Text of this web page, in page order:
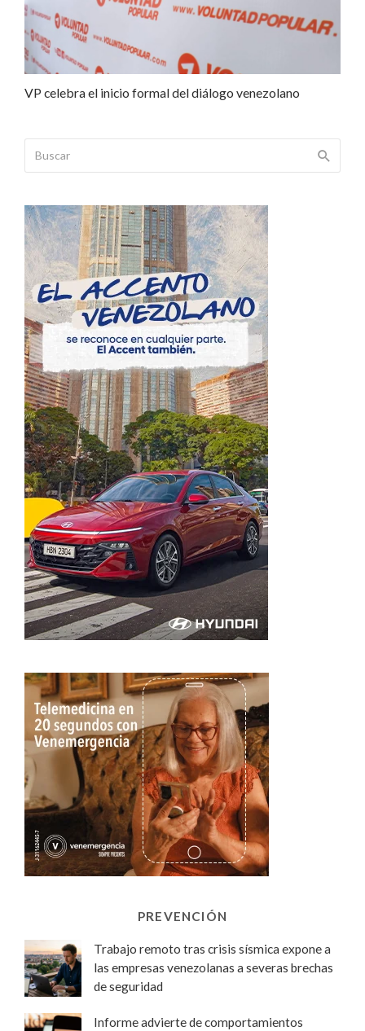
VP celebra el inicio formal del diálogo venezolano
PREVENCIÓN
Trabajo remoto tras crisis sísmica expone a
las empresas venezolanas a severas brechas
de seguridad
Informe advierte de comportamientos